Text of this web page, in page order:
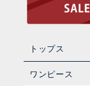
トップス
ワンピース